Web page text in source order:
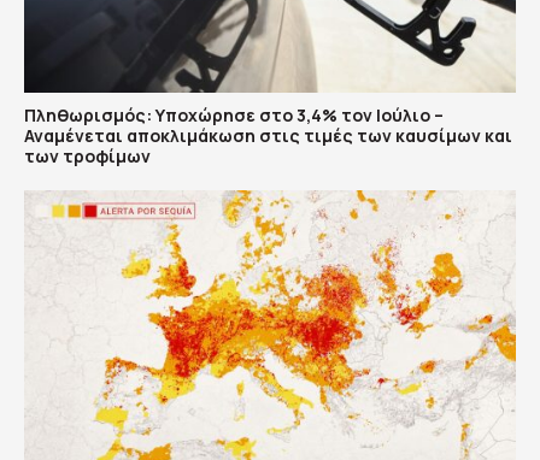
Πληθωρισμός: Υποχώρησε στο 3,4% τον Ιούλιο –
Αναμένεται αποκλιμάκωση στις τιμές των καυσίμων και
των τροφίμων